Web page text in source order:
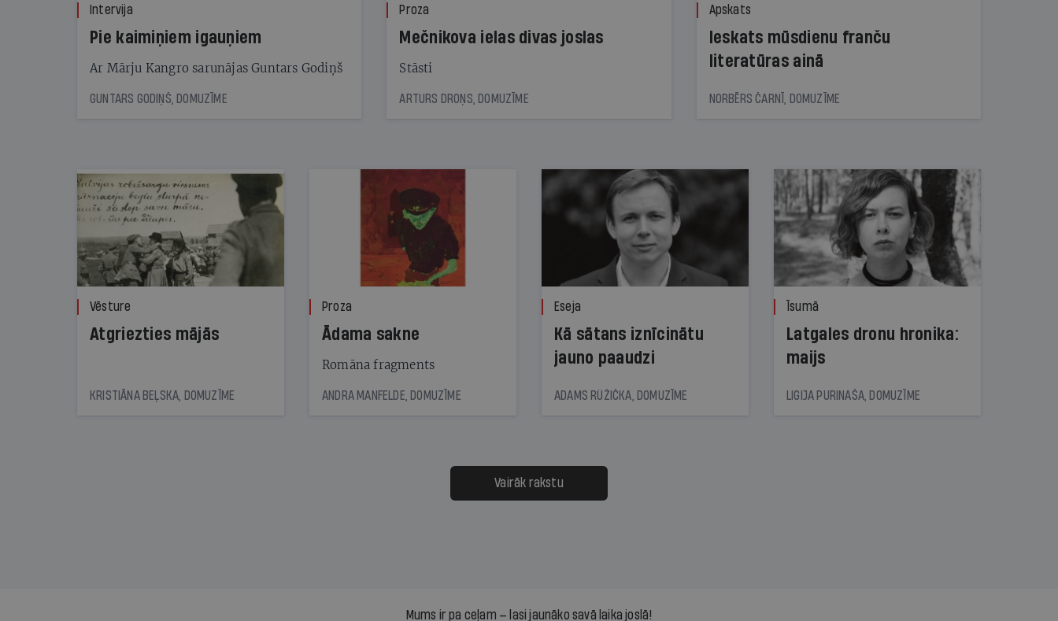
Intervija
Pie kaimiņiem igauņiem
Ar Mārju Kangro sarunājas Guntars Godiņš
GUNTARS GODIŅŠ, DOMUZĪME
Proza
Mečnikova ielas divas joslas
Stāsti
ARTURS DROŅS, DOMUZĪME
Apskats
Ieskats mūsdienu franču
literatūras ainā
NORBĒRS ČARNĪ, DOMUZĪME
Vēsture
Atgriezties mājās
KRISTIĀNA BEĻSKA, DOMUZĪME
Proza
Ādama sakne
Romāna fragments
ANDRA MANFELDE, DOMUZĪME
Eseja
Kā sātans iznīcinātu
jauno paaudzi
ADAMS RŪŽIČKA, DOMUZĪME
Īsumā
Latgales dronu hronika:
maijs
LIGIJA PURINAŠA, DOMUZĪME
Vairāk rakstu
Mums ir pa ceļam — lasi jaunāko savā laika joslā!